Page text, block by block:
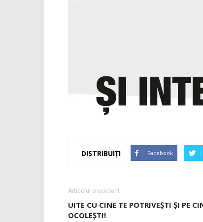
DISTRIBUIȚI Facebook
Articolul precedent
UITE CU CINE TE POTRIVEŞTI ŞI PE
OCOLEŞTI!